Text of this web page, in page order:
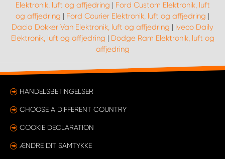
Elektronik, luft og affjedring | Ford Custom Elektronik, luft
og affjedring | Ford Courier Elektronik, luft og affjedring |
Dacia Dokker Van Elektronik, luft og affjedring | Iveco Daily
Elektronik, luft og affjedring | Dodge Ram Elektronik, luft og
affjedring
HANDELSBETINGELSER
CHOOSE A DIFFERENT COUNTRY
COOKIE DECLARATION
ÆNDRE DIT SAMTYKKE